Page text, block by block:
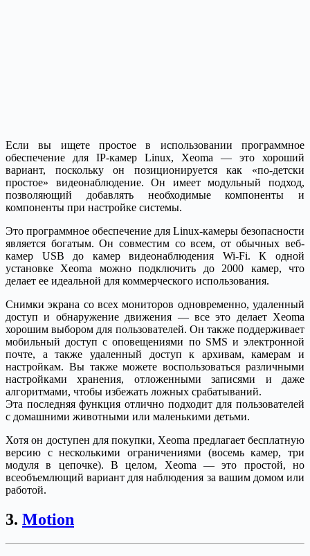
Если вы ищете простое в использовании программное
обеспечение для IP-камер Linux, Xeoma — это хороший
вариант, поскольку он позиционируется как «по-детски
простое» видеонаблюдение. Он имеет модульный подход,
позволяющий добавлять необходимые компоненты и
компоненты при настройке системы.
Это программное обеспечение для Linux-камеры безопасности
является богатым. Он совместим со всем, от обычных веб-
камер USB до камер видеонаблюдения Wi-Fi. К одной
установке Xeoma можно подключить до 2000 камер, что
делает ее идеальной для коммерческого использования.
Снимки экрана со всех мониторов одновременно, удаленный
доступ и обнаружение движения — все это делает Xeoma
хорошим выбором для пользователей. Он также поддерживает
мобильный доступ с оповещениями по SMS и электронной
почте, а также удаленный доступ к архивам, камерам и
настройкам. Вы также можете воспользоваться различными
настройками хранения, отложенными записями и даже
алгоритмами, чтобы избежать ложных срабатываний.
Эта последняя функция отлично подходит для пользователей
с домашними животными или маленькими детьми.
Хотя он доступен для покупки, Xeoma предлагает бесплатную
версию с несколькими ограничениями (восемь камер, три
модуля в цепочке). В целом, Xeoma — это простой, но
всеобъемлющий вариант для наблюдения за вашим домом или
работой.
3. Motion